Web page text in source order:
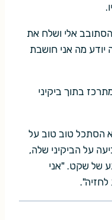
אלי ושלח את
יודע מה אני חושבת
בתוך ביקיני
הסתכל טוב טוב על
על הביקיני שלה,
של שקט. "אני